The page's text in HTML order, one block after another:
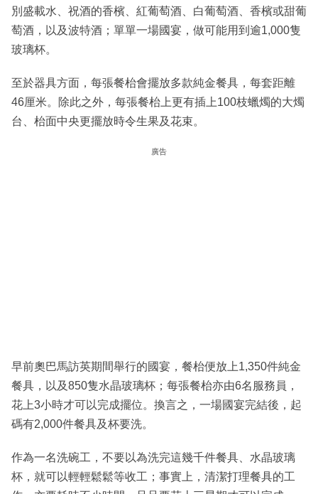
別盛載水、祝酒的香檳、紅葡萄酒、白葡萄酒、香檳或甜葡
萄酒，以及波特酒；單單一場國宴，做可能用到逾1,000隻
玻璃杯。
至於器具方面，每張餐枱會擺放多款純金餐具，每套距離
46厘米。除此之外，每張餐枱上更有插上100枝蠟燭的大燭
台、枱面中央更擺放時令生果及花束。
廣告
早前奧巴馬訪英期間舉行的國宴，餐枱便放上1,350件純金
餐具，以及850隻水晶玻璃杯；每張餐枱亦由6名服務員，
花上3小時才可以完成擺位。換言之，一場國宴完結後，起
碼有2,000件餐具及杯要洗。
作為一名洗碗工，不要以為洗完這幾千件餐具、水晶玻璃
杯，就可以輕輕鬆鬆等收工；事實上，清潔打理餐具的工